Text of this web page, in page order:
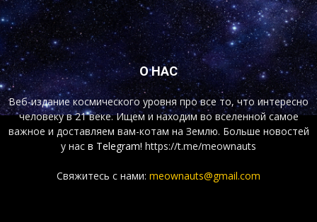
О НАС
Веб-издание космического уровня про все то, что интересно
человеку в 21 веке. Ищем и находим во вселенной самое
важное и доставляем вам-котам на Землю. Больше новостей
у нас в Telegram! https://t.me/meownauts
Свяжитесь с нами: meownauts@gmail.com